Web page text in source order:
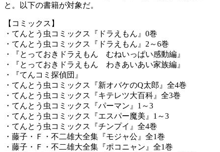
と。以下の書籍が対象だ。
【コミックス】
・てんとう虫コミックス『ドラえもん』0巻
・てんとう虫コミックス『ドラえもん』2～6巻
・『とっておきドラえもん むねいっぱい感動編』
・『とっておきドラえもん わきあいあい家族編』
・『てんコミ探偵団』
・てんとう虫コミックス『新オバケのQ太郎』全4巻
・てんとう虫コミックス『キテレツ大百科』全3巻
・てんとう虫コミックス『パーマン』1～3
・てんとう虫コミックス『エスパー魔美』1～3
・てんとう虫コミックス『チンプイ』全4巻
・藤子・Ｆ・不二雄大全集『モジャ公』全1巻
・藤子・Ｆ・不二雄大全集『ポコニャン』全1巻